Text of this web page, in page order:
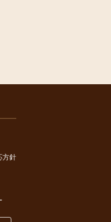
方針